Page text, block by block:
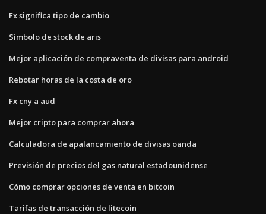
Fx significa tipo de cambio
Símbolo de stock de aris
Mejor aplicación de compraventa de divisas para android
Rebotar horas de la costa de oro
Fx cny a aud
Mejor cripto para comprar ahora
Calculadora de apalancamiento de divisas oanda
Previsión de precios del gas natural estadounidense
Cómo comprar opciones de venta en bitcoin
Tarifas de transacción de litecoin